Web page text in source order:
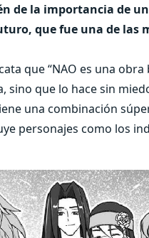
de la importancia de
que fue una de las
que “NAO es una
sino que lo hace sin
una combinación
personajes como los